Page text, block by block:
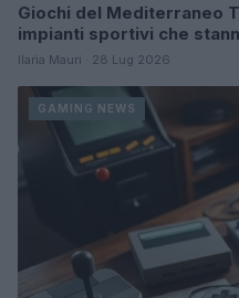
Giochi del Mediterraneo
impianti sportivi che
Ilaria Mauri · 28 Lug 2026
GAMING NEWS